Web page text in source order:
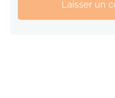
Laisser un